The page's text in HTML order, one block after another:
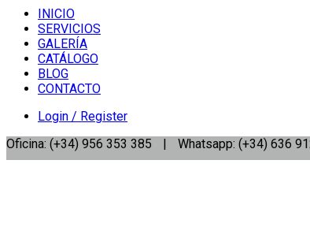
INICIO
SERVICIOS
GALERÍA
CATÁLOGO
BLOG
CONTACTO
Login / Register
Oficina: (+34) 956 353 385
| Whatsapp: (+34) 636